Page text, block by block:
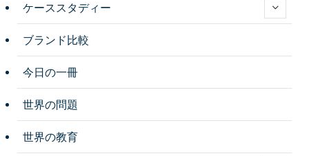
ケーススタディー
ブランド比較
今日の一冊
世界の問題
世界の教育